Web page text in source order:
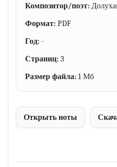
Композитор/поэт:
Формат: PDF
Год: -
Страниц: 3
Размер файла: 1 Мб
Открыть ноты